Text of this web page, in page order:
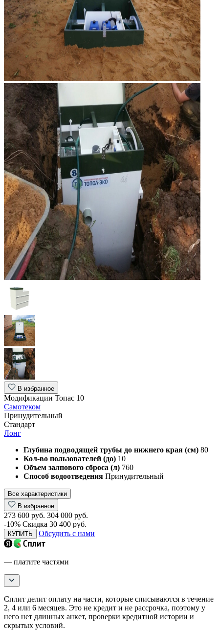
В избранное
Модификации Топас 10
Самотеком
Принудительный
Стандарт
Лонг
Глубина подводящей трубы до нижнего края (см) 80
Кол-во пользователей (до) 10
Объем залпового сброса (л) 760
Способ водоотведения Принудительный
Все характеристики
В избранное
273 600 руб. 304 000 руб.
-10% Скидка 30 400 руб.
КУПИТЬ Обсудить с нами
— платите частями
Сплит делит оплату на части, которые списываются в течение
2, 4 или 6 месяцев. Это не кредит и не рассрочка, поэтому у
него нет длинных анкет, проверки кредитной истории и
скрытых условий.